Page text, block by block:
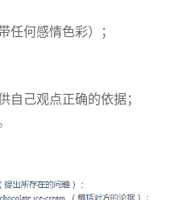
任何感情色彩）；
自己观点正确的依据；